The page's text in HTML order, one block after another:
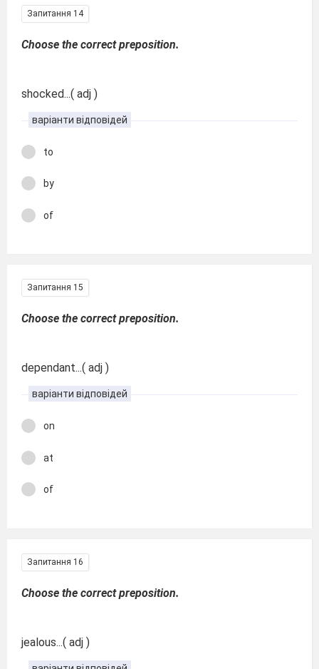
Запитання 14
Choose the correct preposition.
shocked...( adj )
варіанти відповідей
to
by
of
Запитання 15
Choose the correct preposition.
dependant...( adj )
варіанти відповідей
on
at
of
Запитання 16
Choose the correct preposition.
jealous...( adj )